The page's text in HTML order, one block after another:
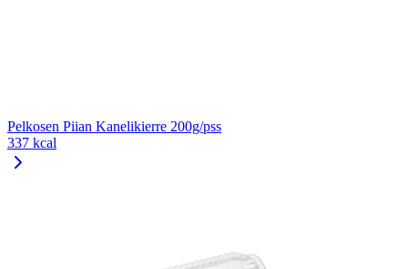
Pelkosen Piian Kanelikierre 200g/pss
337 kcal